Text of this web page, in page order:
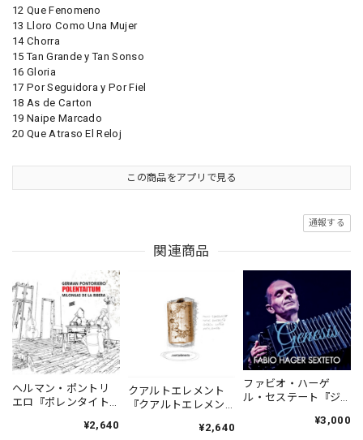
12 Que Fenomeno
13 Lloro Como Una Mujer
14 Chorra
15 Tan Grande y Tan Sonso
16 Gloria
17 Por Seguidora y Por Fiel
18 As de Carton
19 Naipe Marcado
20 Que Atraso El Reloj
この商品をアプリで見る
通報する
関連商品
ヘルマン・ポントリ
エロ『ポレンタイト
Pontoriero『POLENT
¥2,640
クアルトエレメント
『クアルトエレメン
Cuartoelemento『Cu
¥2,640
ファビオ・ハーゲ
ル・セステート『ジ
¥3,000